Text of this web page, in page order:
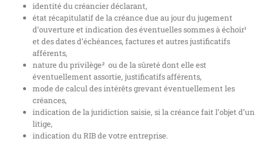
identité du créancier déclarant,
état récapitulatif de la créance due au jour du jugement
d’ouverture et indication des éventuelles sommes à échoir¹
et des dates d’échéances, factures et autres justificatifs
afférents,
nature du privilège² ou de la sûreté dont elle est
éventuellement assortie, justificatifs afférents,
mode de calcul des intérêts grevant éventuellement les
créances,
indication de la juridiction saisie, si la créance fait l’objet d’un
litige,
indication du RIB de votre entreprise.